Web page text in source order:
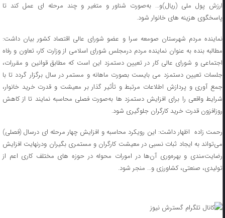
ارزش پول ملی (ریال)و… به‌صورت شناور و متغیر و چند مرحله ای عمل کند تا
پاسخگوی هزینه های خانوار شود.
نماینده مردم شهرستان صومعه سرا و عضو شورای عالی اقتصاد کشور بیان داشت:
مطالبه بنده به عنوان نماینده مردم درمجلس شورای اسلامی از وزارت کار، تعاون و رفاه
اجتماعی و شورای عالی کار در تعیین دستمزد این است که مطابق قوانین و مقررات،
جلسات تعیین دستمزد می بایست بصورت ماهانه و مستمر در سال برگزار گردد تا با
جمع آوری و پردازش اطلاعات مرتبط و تأثیر گذار بر معیشت و قدرت خرید خانوار،
شرایط واقعی را برای افزایش دستمزد ها به‌صورت فصلی محاسبه نمایند تا از کاهش
روزافزون قدرت خرید کارگران جلوگیری شود.
رحمت زاده اظهار داشت: این رویکرد محاسبه و افزایش چهار مرحله ای درسال (فصلی)
می‌تواند به ایجاد ثبات نسبی در معیشت کارگران و مستمری بگیران ودرنهایت افزایش
رضایت‌مندی و بهره‌وری آن‌ها در امورات محوله در حوزه های مختلف کاری اعم از
تولیدی، صنعتی، کشاورزی و… منجر شود.